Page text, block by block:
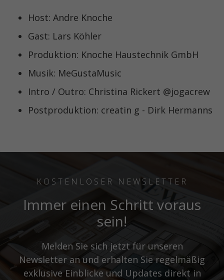
Host: Andre Knoche
Gast: Lars Köhler
Produktion: Knoche Haustechnik GmbH
Musik: MeGustaMusic
Intro / Outro: Christina Rickert @jogacrew
Postproduktion: creatin g - Dirk Hermanns
KOSTENLOSER NEWSLETTER
Immer einen Schritt voraus
sein!
Melden Sie sich jetzt für unseren
Newsletter an und erhalten Sie regelmäßig
exklusive Einblicke und Updates direkt in